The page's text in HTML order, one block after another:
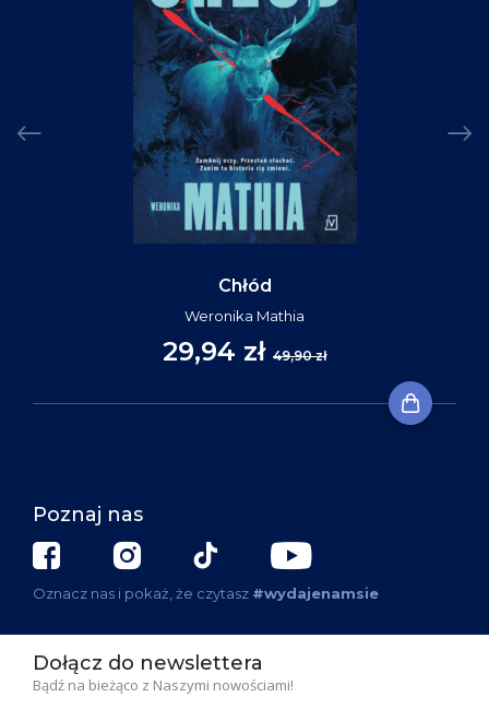
Chłód
Weronika Mathia
29,94 zł 49,90 zł
Poznaj nas
Oznacz nas i pokaż, że czytasz #wydajenamsie
Dołącz do newslettera
Bądź na bieżąco z Naszymi nowościami!